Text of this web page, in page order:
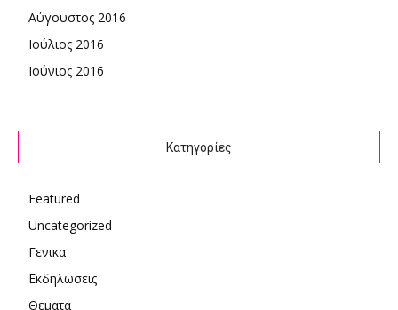
Αύγουστος 2016
Ιούλιος 2016
Ιούνιος 2016
Kατηγορίες
Featured
Uncategorized
Γενικα
Εκδηλωσεις
Θεματα